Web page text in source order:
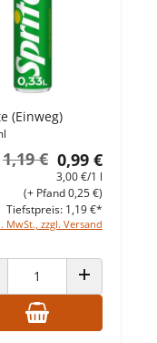
(Einweg)
0,99 €
1,19 €
3,00 €/1 l
MwSt., zzgl. Versand
(+ Pfand 0,25 €)
Tiefstpreis: 1,19 €*
VERRINGERNANZAHL